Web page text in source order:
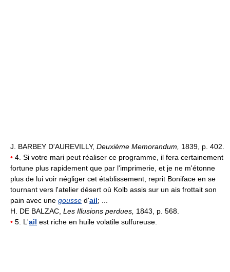
J. BARBEY D'AUREVILLY, Deuxième Memorandum, 1839, p. 402.
• 4. Si votre mari peut réaliser ce programme, il fera certainement
fortune plus rapidement que par l'imprimerie, et je ne m'étonne
plus de lui voir négliger cet établissement, reprit Boniface en se
tournant vers l'atelier désert où Kolb assis sur un ais frottait son
pain avec une gousse d'ail; ...
H. DE BALZAC, Les Illusions perdues, 1843, p. 568.
• 5. L'ail est riche en huile volatile sulfureuse.